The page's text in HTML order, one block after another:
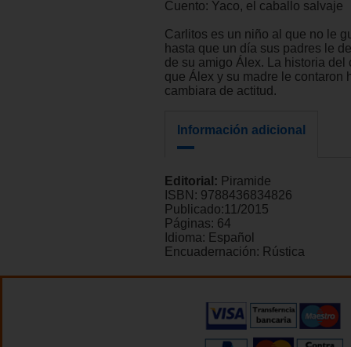
Cuento: Yaco, el caballo salvaje
Carlitos es un niño al que no le
hasta que un día sus padres le
de su amigo Álex. La historia del
que Álex y su madre le contaron
cambiara de actitud.
Información adicional
Editorial: Piramide
ISBN: 9788436834826
Publicado:11/2015
Páginas: 64
Idioma: Español
Encuadernación: Rústica